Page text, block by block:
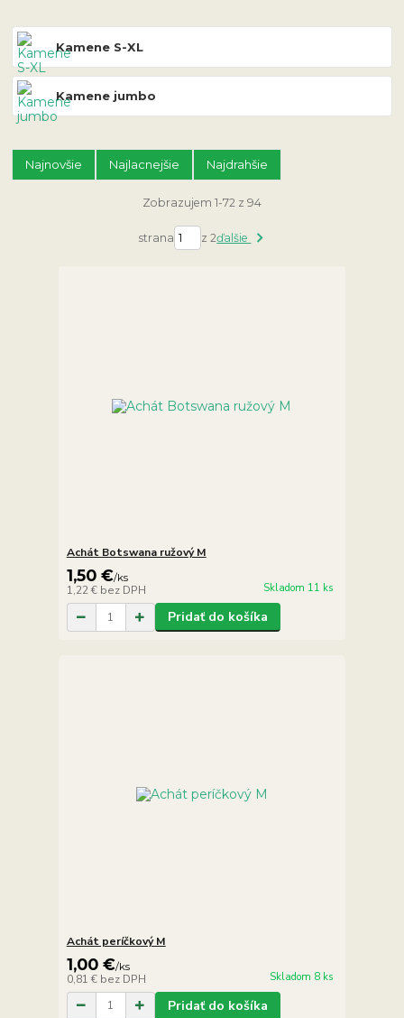
Kamene S-XL
Kamene jumbo
Najnovšie Najlacnejšie Najdrahšie
Zobrazujem 1-72 z 94
strana z 2ďalšie
Achát Botswana ružový M
1,50 €/ks
1,22 € bez DPH Skladom 11 ks
Pridať do košíka
Achát períčkový M
1,00 €/ks
0,81 € bez DPH Skladom 8 ks
Pridať do košíka